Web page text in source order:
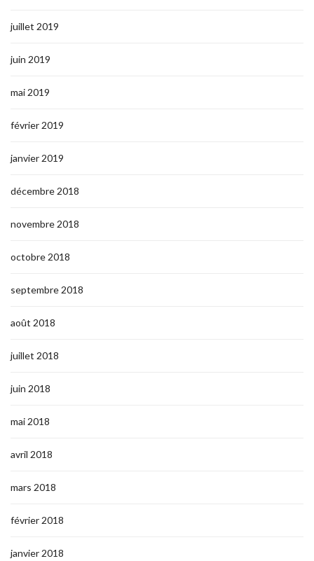
juillet 2019
juin 2019
mai 2019
février 2019
janvier 2019
décembre 2018
novembre 2018
octobre 2018
septembre 2018
août 2018
juillet 2018
juin 2018
mai 2018
avril 2018
mars 2018
février 2018
janvier 2018